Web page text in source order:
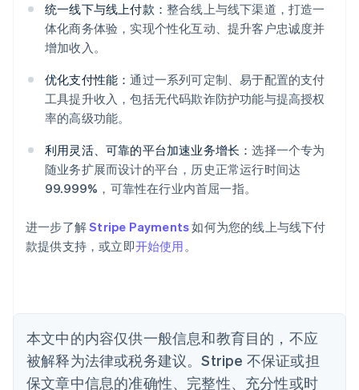
统一线下与线上付款： 整合线上与线下渠道，打造一
体化商务体验，实现个性化互动、提升客户忠诚度并
增加收入。
优化支付性能：通过一系列可定制、易于配置的支付
工具提升收入，包括无代码欺诈防护功能与提高授权
率的高级功能。
利用灵活、可靠的平台加速业务增长：选择一个专为
随业务扩展而设计的平台，历史正常运行时间达
99.999%，可靠性在行业内首屈一指。
进一步了解Stripe Payments如何为您的线上与线下付
款提供支持，或立即开始使用。
本文中的内容仅供一般信息和教育目的，不应
被解释为法律或税务建议。Stripe 不保证或担
保文章中信息的准确性、完整性、充分性或时
English
爱尔兰
English
English
奥地利
Deutsch English
澳大利亚
巴西
PortuguêsEnglish
English
丹麦
English
德国